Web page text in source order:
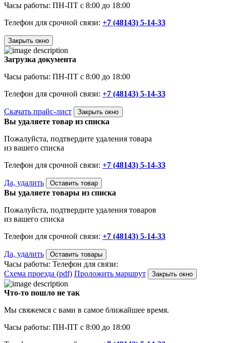
Часы работы: ПН-ПТ с 8:00 до 18:00
Телефон для срочной связи: +7 (48143) 5-14-33
Закрыть окно
Загрузка документа
Часы работы: ПН-ПТ с 8:00 до 18:00
Телефон для срочной связи: +7 (48143) 5-14-33
Скачать прайс-лист Закрыть окно
Вы удаляете товар из списка
Пожалуйста, подтвердите удаления товара
из вашего списка
Телефон для срочной связи: +7 (48143) 5-14-33
Да, удалить Оставить товар
Вы удаляете товары из списка
Пожалуйста, подтвердите удаления товаров
из вашего списка
Телефон для срочной связи: +7 (48143) 5-14-33
Да, удалить Оставить товары
Часы работы: Телефон для связи:
Схема проезда (pdf) Проложить маршрут Закрыть окно
Что-то пошло не так
Мы свяжемся с вами в самое ближайшее время.
Часы работы: ПН-ПТ с 8:00 до 18:00